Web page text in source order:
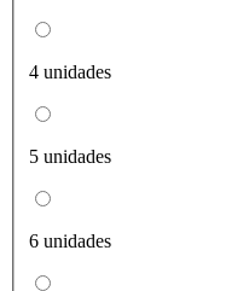
4 unidades
5 unidades
6 unidades